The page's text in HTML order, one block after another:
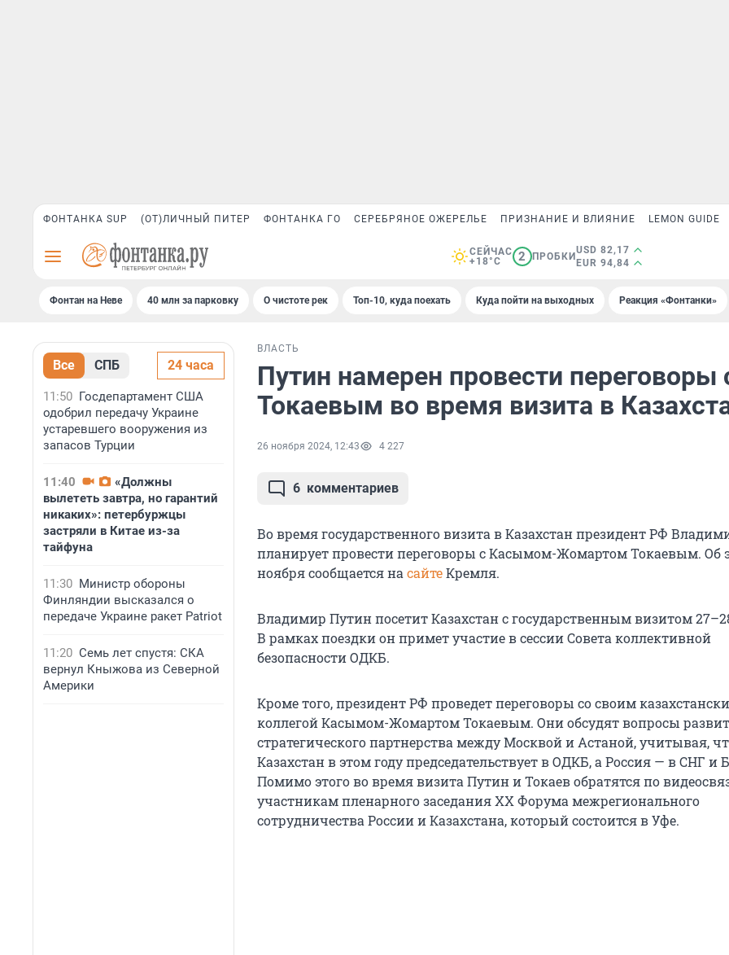
ФОНТАНКА SUP (ОТ)ЛИЧНЫЙ ПИТЕР ФОНТАНКА ГО СЕРЕБРЯНОЕ ОЖЕРЕЛЬЕ ПРИЗНАНИЕ И ВЛИЯНИЕ LEMON GUIDE
СЕЙЧАС
+18°C
2 ПРОБКИ
USD 82,17
EUR 94,84
Фонтан на Неве 40 млн за парковку О чистоте рек Топ-10, куда поехать Куда пойти на выходных Реакция «Фонтанки»
Все СПБ 24 часа
11:50 Госдепартамент США
одобрил передачу Украине
устаревшего вооружения из
запасов Турции
11:40
«Должны
вылететь завтра, но гарантий
никаких»: петербуржцы
застряли в Китае из-за
тайфуна
11:30 Министр обороны
Финляндии высказался о
передаче Украине ракет Patriot
11:20 Семь лет спустя: СКА
вернул Кныжова из Северной
Америки
ВЛАСТЬ
Путин намерен провести переговоры
Токаевым во время визита в
26 ноября 2024, 12:43 4 227
6 комментариев
Во время государственного визита в Казахстан президент РФ
планирует провести переговоры с Касымом-Жомартом Токаевым. Об
ноября сообщается на сайтеКремля.
Владимир Путин посетит Казахстан с государственным визитом
В рамках поездки он примет участие в сессии Совета коллективной
безопасности ОДКБ.
Кроме того, президент РФ проведет переговоры со своим
коллегой Касымом-Жомартом Токаевым. Они обсудят вопросы
стратегического партнерства между Москвой и Астаной, учитывая,
Казахстан в этом году председательствует в ОДКБ, а Россия — в СНГ и
Помимо этого во время визита Путин и Токаев обратятся по
участникам пленарного заседания ХХ Форума межрегионального
сотрудничества России и Казахстана, который состоится в Уфе.